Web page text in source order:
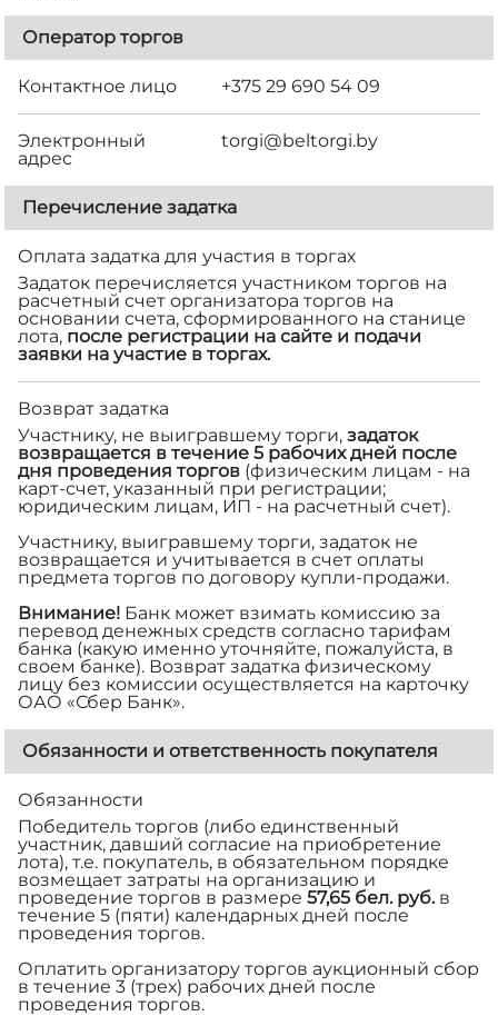
Оператор торгов
Контактное лицо +375 29 690 54 09
Электронный
адрес
torgi@beltorgi.by
Перечисление задатка
Оплата задатка для участия в торгах
Задаток перечисляется участником торгов на
расчетный счет организатора торгов на
основании счета, сформированного на станице
лота, после регистрации на сайте и подачи
заявки на участие в торгах.
Возврат задатка
Участнику, не выигравшему торги, задаток
возвращается в течение 5 рабочих дней после
дня проведения торгов (физическим лицам - на
карт-счет, указанный при регистрации;
юридическим лицам, ИП - на расчетный счет).
Участнику, выигравшему торги, задаток не
возвращается и учитывается в счет оплаты
предмета торгов по договору купли-продажи.
Внимание! Банк может взимать комиссию за
перевод денежных средств согласно тарифам
банка (какую именно уточняйте, пожалуйста, в
своем банке). Возврат задатка физическому
лицу без комиссии осуществляется на карточку
ОАО «Сбер Банк».
Обязанности и ответственность покупателя
Обязанности
Победитель торгов (либо единственный
участник, давший согласие на приобретение
лота), т.е. покупатель, в обязательном порядке
возмещает затраты на организацию и
проведение торгов в размере 57,65 бел. руб.в
течение 5 (пяти) календарных дней после
проведения торгов.
Оплатить организатору торгов аукционный сбор
в течение 3 (трех) рабочих дней после
проведения торгов.